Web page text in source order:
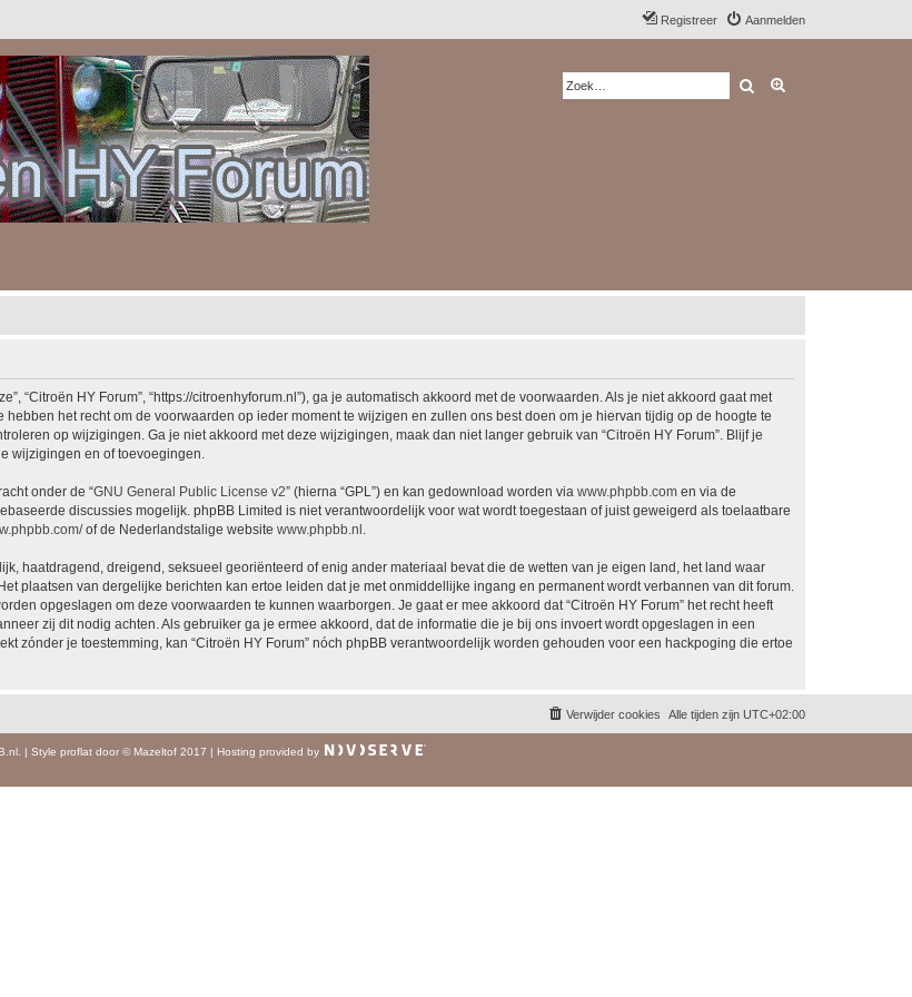
Aanmelden
Registreer
Zoek
“Citroën HY Forum”, “https://citroenhyforum.nl”), ga je automatisch akkoord met de voorwaarden. Als je niet akkoord gaat met
het recht om de voorwaarden op ieder moment te wijzigen en zullen ons best doen om je hiervan tijdig op de hoogte te
op wijzigingen. Ga je niet akkoord met deze wijzigingen, maak dan niet langer gebruik van “Citroën HY Forum”. Blijf je
wijzigingen en of toevoegingen.
onder de “GNU General Public License v2” (hierna “GPL”) en kan gedownload worden via www.phpbb.com en via de
discussies mogelijk. phpBB Limited is niet verantwoordelijk voor wat wordt toegestaan of juist geweigerd als toelaatbare
of de Nederlandstalige website www.phpbb.nl
haatdragend, dreigend, seksueel georiënteerd of enig ander materiaal bevat die de wetten van je eigen land, het land waar
plaatsen van dergelijke berichten kan ertoe leiden dat je met onmiddellijke ingang en permanent wordt verbannen van dit forum.
opgeslagen om deze voorwaarden te kunnen waarborgen. Je gaat er mee akkoord dat “Citroën HY Forum” het recht heeft
zij dit nodig achten. Als gebruiker ga je ermee akkoord, dat de informatie die je bij ons invoert wordt opgeslagen in een
zónder je toestemming, kan “Citroën HY Forum” nóch phpBB verantwoordelijk worden gehouden voor een hackpoging die ertoe
Alle tijden zijn UTC+02:00
Verwijder cookies
| Style proflat door © Mazeltof 2017 | Hosting provided by